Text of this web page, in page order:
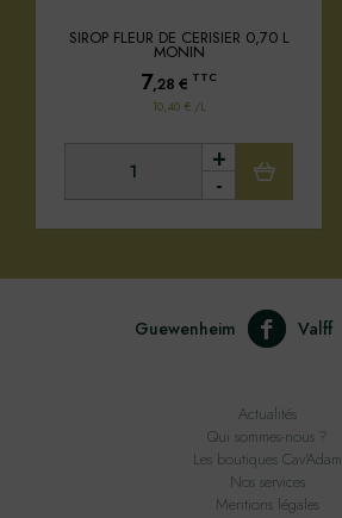
SIROP FLEUR DE CERISIER 0,70 L
MONIN
7,28 € TTC
10,40 € /L
-
+
Guewenheim Valff
Actualités
Qui sommes-nous ?
Les boutiques Cav'Adam
Nos services
Mentions légales